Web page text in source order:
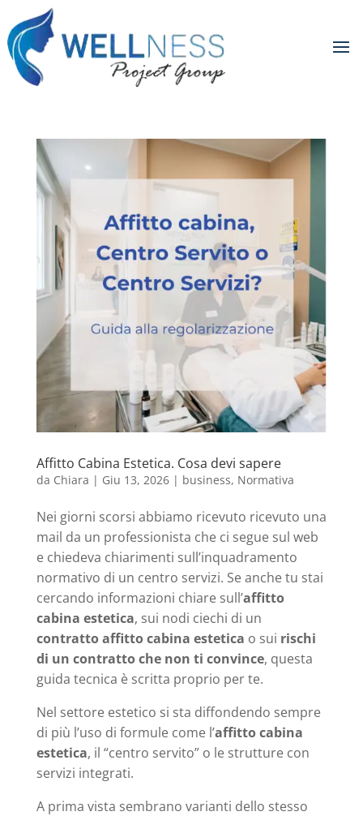
Affitto Cabina Estetica. Cosa devi sapere
da Chiara | Giu 13, 2026| business, Normativa
Nei giorni scorsi abbiamo ricevuto ricevuto una
mail da un professionista che ci segue sul web
e chiedeva chiarimenti sull’inquadramento
normativo di un centro servizi. Se anche tu stai
cercando informazioni chiare sull’affitto
cabina estetica, sui nodi ciechi di un
contratto affitto cabina estetica o sui rischi
di un contratto che non ti convince, questa
guida tecnica è scritta proprio per te.
Nel settore estetico si sta diffondendo sempre
di più l’uso di formule come l’affitto cabina
estetica, il “centro servito” o le strutture con
servizi integrati.
A prima vista sembrano varianti dello stesso